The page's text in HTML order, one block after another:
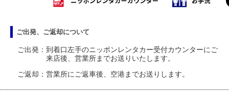
ご出発、ご返却について
ご出発：到着口左手のニッポンレンタカー受付カウンターにご
来店後、営業所までお送りいたします。
ご返却：営業所にご返車後、空港までお送りします。